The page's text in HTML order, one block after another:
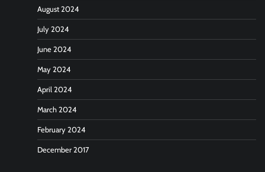
August 2024
July 2024
June 2024
May 2024
April 2024
March 2024
February 2024
December 2017